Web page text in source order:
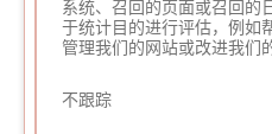
系统、召回的页面或召回的
于统计目的进行评估，例如
管理我们的网站或改进我们
不跟踪